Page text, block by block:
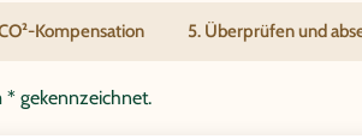
Kompensation 5. Überprüfen und
* gekennzeichnet.